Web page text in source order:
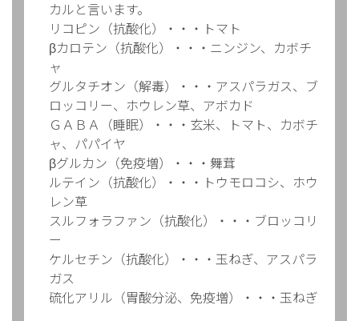
カルと言います。
リコピン（抗酸化）・・・トマト
βカロテン（抗酸化）・・・ニンジン、カボチ
ャ
グルタチオン（解毒）・・・アスパラガス、ブ
ロッコリー、ホウレン草、アボカド
ＧＡＢＡ（睡眠）・・・玄米、トマト、カボチ
ャ、パパイヤ
βグルカン（免疫増）・・・舞茸
ルテイン（抗酸化）・・・トウモロコシ、ホウ
レン草
スルフォラファン（抗酸化）・・・ブロッコリ
ー
ケルセチン（抗酸化）・・・玉ねぎ、アスパラ
ガス
硫化アリル（胃酸分泌、免疫増）・・・玉ねぎ